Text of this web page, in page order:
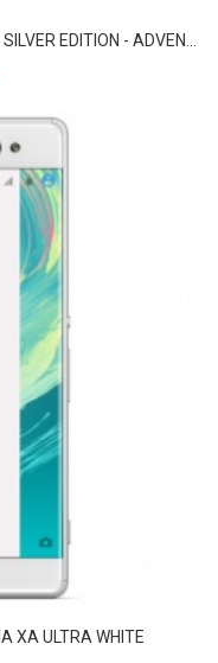
ULTRA WHITE